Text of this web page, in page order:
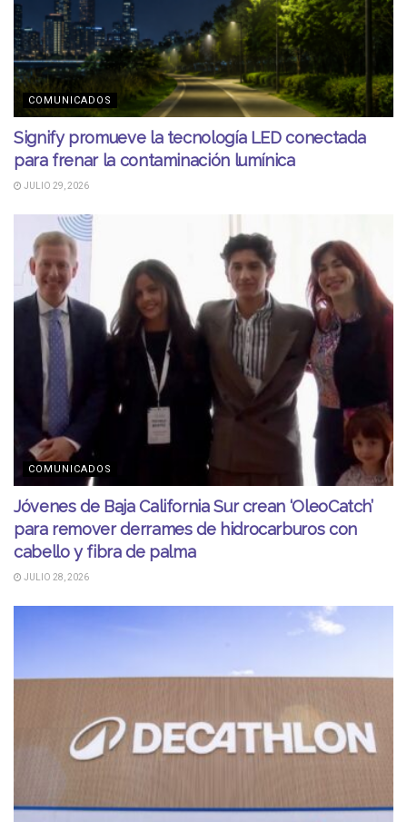
COMUNICADOS
Signify promueve la tecnología LED conectada
para frenar la contaminación lumínica
JULIO 29, 2026
COMUNICADOS
Jóvenes de Baja California Sur crean ‘OleoCatch’
para remover derrames de hidrocarburos con
cabello y fibra de palma
JULIO 28, 2026